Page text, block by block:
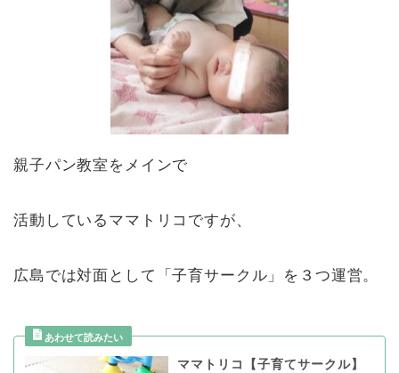
親子パン教室をメインで
活動しているママトリコですが、
広島では対面として「子育サークル」を３つ運営。
ママトリコ【子育てサークル】